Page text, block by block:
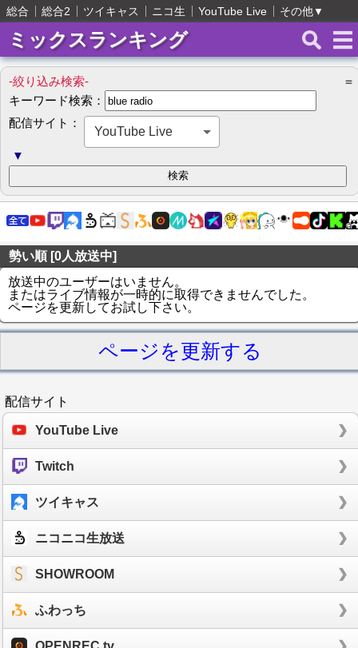
総合 総合2 ツイキャス ニコ生 YouTube Live その他▼
ミックスランキング
-絞り込み検索-
＝
キーワード検索：
配信サイト：
YouTube Live
▼
勢い順 [0人放送中]
放送中のユーザーはいません。
またはライブ情報が一時的に取得できませんでした。
ページを更新してお試し下さい。
ページを更新する
配信サイト
YouTube Live
Twitch
ツイキャス
ニコニコ生放送
SHOWROOM
ふわっち